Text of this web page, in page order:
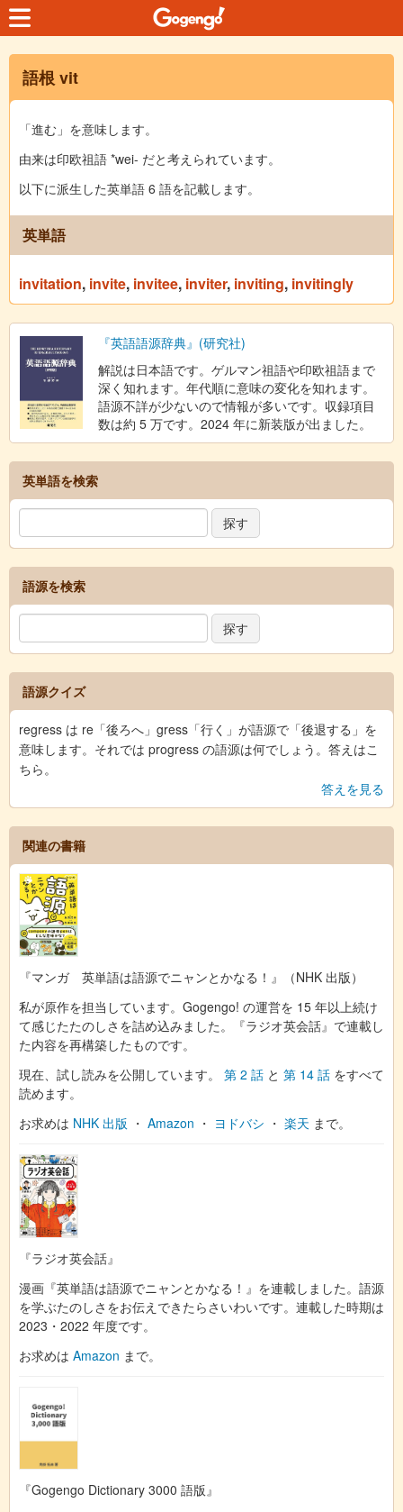
語根 vit
「進む」を意味します。
由来は印欧祖語 *wei- だと考えられています。
以下に派生した英単語 6 語を記載します。
英単語
invitation, invite, invitee, inviter, inviting, invitingly
『英語語源辞典』(研究社)
解説は日本語です。ゲルマン祖語や印欧祖語まで
深く知れます。年代順に意味の変化を知れます。
語源不詳が少ないので情報が多いです。収録項目
数は約 5 万です。2024 年に新装版が出ました。
英単語を検索
語源を検索
語源クイズ
regress は re「後ろへ」gress「行く」が語源で「後退する」を
意味します。それでは progress の語源は何でしょう。答えはこ
ちら。
答えを見る
関連の書籍
『マンガ 英単語は語源でニャンとかなる！』（NHK 出版）
私が原作を担当しています。Gogengo! の運営を 15 年以上続け
て感じたたのしさを詰め込みました。『ラジオ英会話』で連載し
た内容を再構築したものです。
現在、試し読みを公開しています。 第 2 話 と 第 14 話 をすべて
読めます。
お求めは NHK 出版 ・ Amazon ・ ヨドバシ ・ 楽天 まで。
『ラジオ英会話』
漫画『英単語は語源でニャンとかなる！』を連載しました。語源
を学ぶたのしさをお伝えできたらさいわいです。連載した時期は
2023・2022 年度です。
お求めは Amazon まで。
『Gogengo Dictionary 3000 語版』